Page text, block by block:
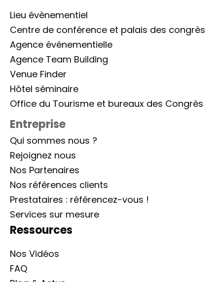
Lieu évènementiel
Centre de conférence et palais des congrès
Agence événementielle
Agence Team Building
Venue Finder
Hôtel séminaire
Office du Tourisme et bureaux des Congrès
Entreprise
Qui sommes nous ?
Rejoignez nous
Nos Partenaires
Nos références clients
Prestataires : référencez-vous !
Services sur mesure
Ressources
Nos Vidéos
FAQ